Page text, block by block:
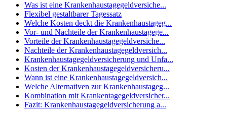
Was ist eine Krankenhaustagegeldversiche...
Flexibel gestaltbarer Tagessatz
Welche Kosten deckt die Krankenhaustageg...
Vor- und Nachteile der Krankenhaustagege...
Vorteile der Krankenhaustagegeldversiche...
Nachteile der Krankenhaustagegeldversich...
Krankenhaustagegeldversicherung und Unfa...
Kosten der Krankenhaustagegeldversicheru...
Wann ist eine Krankenhaustagegeldversich...
Welche Alternativen zur Krankenhaustageg...
Kombination mit Krankentagegeldversicher...
Fazit: Krankenhaustagegeldversicherung a...